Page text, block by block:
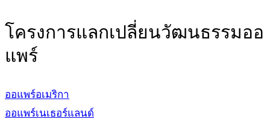
โครงการแลกเปลี่ยนวัฒนธรรมออ
แพร์
ออแพร์อเมริกา
ออแพร์เนเธอร์แลนด์